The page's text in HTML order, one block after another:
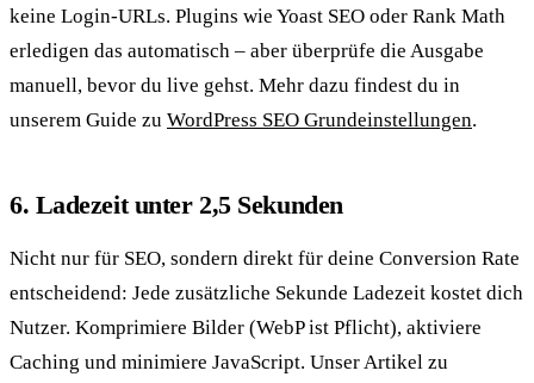
keine Login-URLs. Plugins wie Yoast SEO oder Rank Math
erledigen das automatisch – aber überprüfe die Ausgabe
manuell, bevor du live gehst. Mehr dazu findest du in
unserem Guide zu WordPress SEO Grundeinstellungen.
6. Ladezeit unter 2,5 Sekunden
Nicht nur für SEO, sondern direkt für deine Conversion Rate
entscheidend: Jede zusätzliche Sekunde Ladezeit kostet dich
Nutzer. Komprimiere Bilder (WebP ist Pflicht), aktiviere
Caching und minimiere JavaScript. Unser Artikel zu